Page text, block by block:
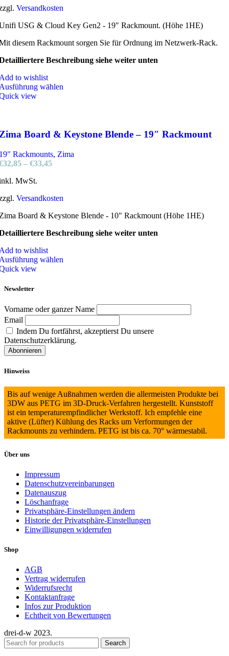
Versandkosten
USG & Cloud Key Gen2 - 19" Rackmount. (Höhe 1HE)
diesem Rackmount sorgen Sie für Ordnung im Netzwerk-Rack.
Beschreibung siehe weiter unten
to wishlist
wählen
view
Board & Keystone Blende – 19″ Rackmount
Rackmounts, Zima
32,85 – €33,45
MwSt.
Versandkosten
Board & Keystone Blende - 10" Rackmount (Höhe 1HE)
Beschreibung siehe weiter unten
to wishlist
wählen
view
Newsletter
Vorname oder ganzer Name
Email
Indem Du fortfährst, akzeptierst Du unsere
Datenschutzerklärung.
Hinweiss
Bis auf wenige Außnahmen werden die allermeisten Produkte bei
3DW aus PETG im 3D-Druck-Verfahren hergestellt. Kunststoff
ist ein temperaturempfindlicher Werkstoff. Ich empfehle eine
aktive (Lüfter) Kühlung des Racks um Verformungen der
Rackmounts zu verhindern. PETG ist bis ca. 70° wärmestabil.
Über uns
Impressum
Datenschutzvereinbarungen
Datenauszug
Löschanfrage
Privatsphäre-Einstellungen ändern
Historie der Privatsphäre-Einstellungen
Einwilligungen widerrufen
Shop
AGB
Vertrag widerrufen
Widerrufsrecht
Kontaktanfrage
Infos zur Produktion
Echtheit von Bewertungen
drei-d-w 2023.
Search